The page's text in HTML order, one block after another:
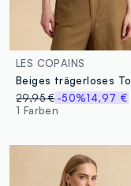
LES COPAINS
29,95 €-50%14,97 €
1 Farben